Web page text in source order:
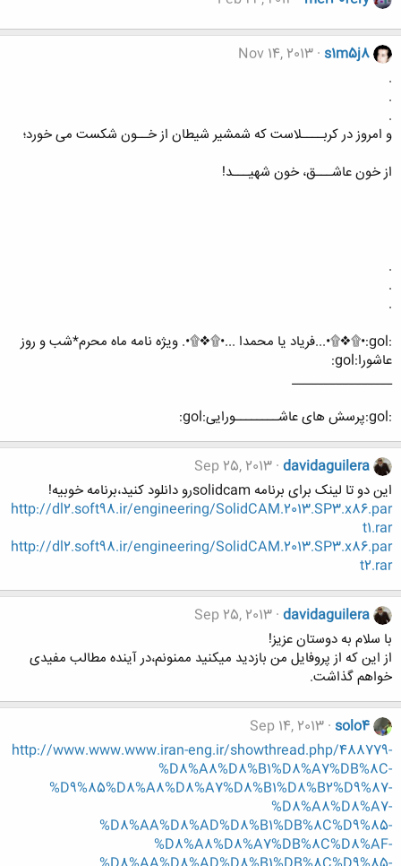
s1m5j8
Nov 14, 2013
.
.
.
و امروز در کربــــلاست که شمشیر شیطان از خــون شکست می خورد؛
از خون عاشـــق، خون شهیـــد!
.
.
.
:gol:•۩❖۩•...فریاد یا محمدا ...•۩❖۩•. ویژه نامه ماه محرم*شب و روز
عاشورا:gol:
________________
:gol:پرسش های عاشــــــــورایی:gol:
davidaguilera
Sep 25, 2013
این دو تا لینک برای برنامه solidcamرو دانلود کنید،برنامه خوبیه!
http://dl2.soft98.ir/engineering/SolidCAM.2013.SP3.x86.par
t1.rar
http://dl2.soft98.ir/engineering/SolidCAM.2013.SP3.x86.par
t2.rar
davidaguilera
Sep 25, 2013
با سلام به دوستان عزیز!
از این که از پروفایل من بازدید میکنید ممنونم،در آینده مطالب مفیدی
خواهم گذاشت.
solo4
Sep 14, 2013
http://www.www.www.iran-eng.ir/showthread.php/488779-
%D8%A8%D8%B1%D8%A7%DB%8C-
%D9%85%D8%A8%D8%A7%D8%B1%D8%B2%D9%87-
%D8%A8%D8%A7-
%D8%AA%D8%AD%D8%B1%DB%8C%D9%85-
%D8%A8%D8%A7%DB%8C%D8%AF-